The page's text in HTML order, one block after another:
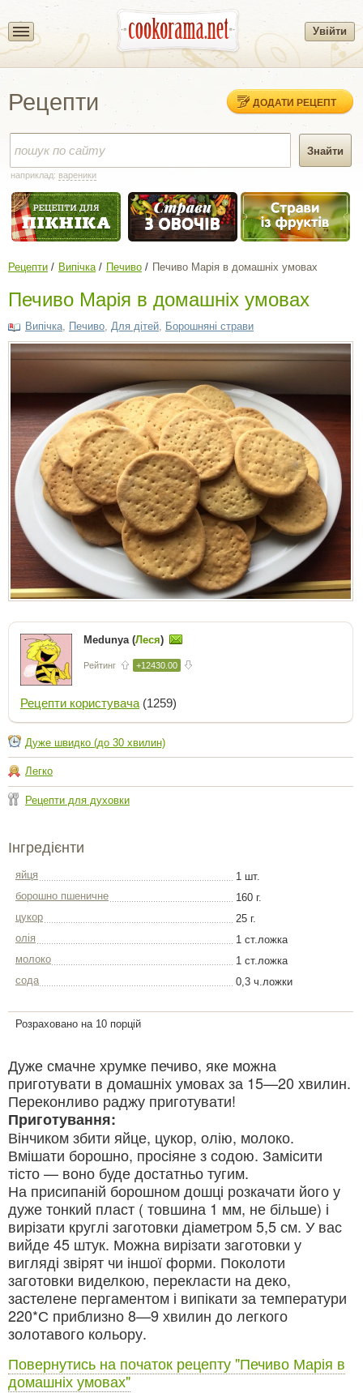
Увійти
Рецепти ДОДАТИ РЕЦЕПТ
наприклад: вареники
Рецепти Випічка Печиво Печиво Марія в домашніх умовах
Печиво Марія в домашніх умовах
Випічка Печиво Для дітей Борошняні страви
Medunya (Леся)
Рейтинг +12430.00
Рецепти користувача (1259)
Дуже швидко (до 30 хвилин)
Легко
Рецепти для духовки
Інгредієнти
яйця
1 шт.
борошно пшеничне
160 г.
цукор
25 г.
олія
1 ст.ложка
молоко
1 ст.ложка
сода
0,3 ч.ложки
Розраховано на 10 порцій
Дуже смачне хрумке печиво, яке можна
приготувати в домашніх умовах за 15—20 хвилин.
Переконливо раджу приготувати!
Приготування:
Вінчиком збити яйце, цукор, олію, молоко.
Вмішати борошно, просіяне з содою. Замісити
тісто — воно буде достатньо тугим.
На присипаній борошном дошці розкачати його у
дуже тонкий пласт ( товшина 1 мм, не більше) і
вирізати круглі заготовки діаметром 5,5 см. У вас
вийде 45 штук. Можна вирізати заготовки у
вигляді звірят чи іншої форми. Поколоти
заготовки виделкою, перекласти на деко,
застелене пергаментом і випікати за температури
220*С приблизно 8—9 хвилин до легкого
золотавого кольору.
Повернутись на початок рецепту "Печиво Марія в
домашніх умовах"